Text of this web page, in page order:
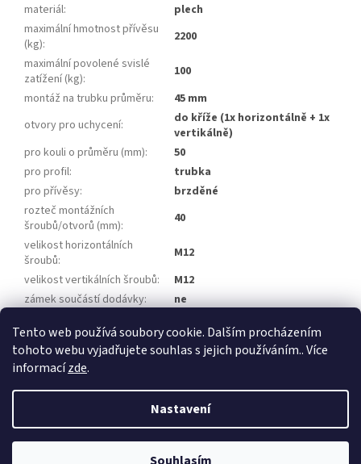
Tento web používá soubory cookie. Dalším procházením
tohoto webu vyjadřujete souhlas s jejich používáním.. Více
informacízde.
Nastavení
materiál:
plech
maximální hmotnost přívěsu
(kg):
2200
maximální povolené svislé
zatížení (kg):
100
montáž na trubku průměru:
45 mm
otvory pro uchycení:
do kříže (1x horizontálně + 1x
vertikálně)
pro kouli o průměru (mm):
50
pro profil:
trubka
pro přívěsy:
brzděné
rozteč montážních
šroubů/otvorů (mm):
40
velikost horizontálních
šroubů:
M12
velikost vertikálních šroubů:
M12
zámek součástí dodávky:
ne
Copyright 2026Přívěsy za auto, přívěsné vozíky. Všechna práva